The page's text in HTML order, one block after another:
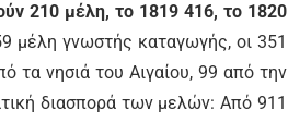
210 μέλη, το 1819 416, το 1820
μέλη γνωστής καταγωγής, οι 351
τα νησιά του Αιγαίου, 99 από την
διασπορά των μελών: Από 911